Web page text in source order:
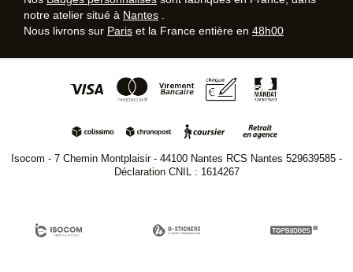
notre atelier situé à Nantes
Nous livrons sur Paris et la France entière en 48h00
Isocom - 7 Chemin Montplaisir - 44100 Nantes RCS Nantes 529639585 -
Déclaration CNIL : 1614267